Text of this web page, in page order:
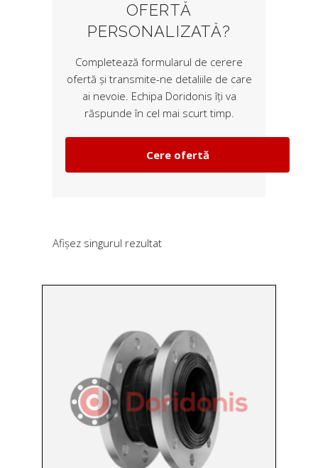
OFERTĂ
PERSONALIZATĂ?
Completează formularul de cerere
ofertă și transmite-ne detaliile de care
ai nevoie. Echipa Doridonis îți va
răspunde în cel mai scurt timp.
Cere ofertă
Afișez singurul rezultat